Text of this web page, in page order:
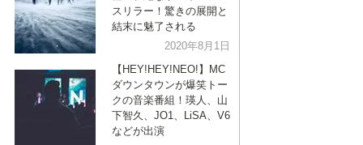
スリラー！驚きの展開と
結末に魅了される
2020年8月1日
【HEY!HEY!NEO!】MC
ダウンタウンが爆笑トー
クの音楽番組！瑛人、山
下智久、JO1、LiSA、V6
などが出演